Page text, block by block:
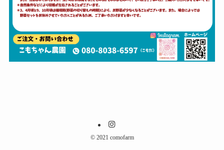
©2021 comofarm